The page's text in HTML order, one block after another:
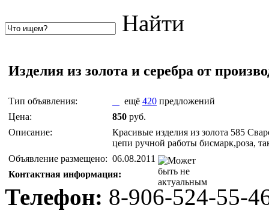
Найти
Изделия из золота и серебра от
Тип объявления: ещё 420 предложений
Цена:
850 руб.
Описание:
Красивые изделия из золота 585
цепи ручной работы бисмарк,роза,
Объявление размещено: 06.08.2011
Контактная информация:
Телефон: 8-906-524-55-